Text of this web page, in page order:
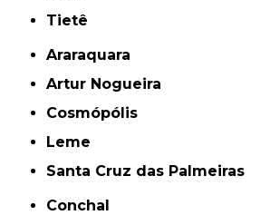
Tietê
Araraquara
Artur Nogueira
Cosmópólis
Leme
Santa Cruz das Palmeiras
Conchal